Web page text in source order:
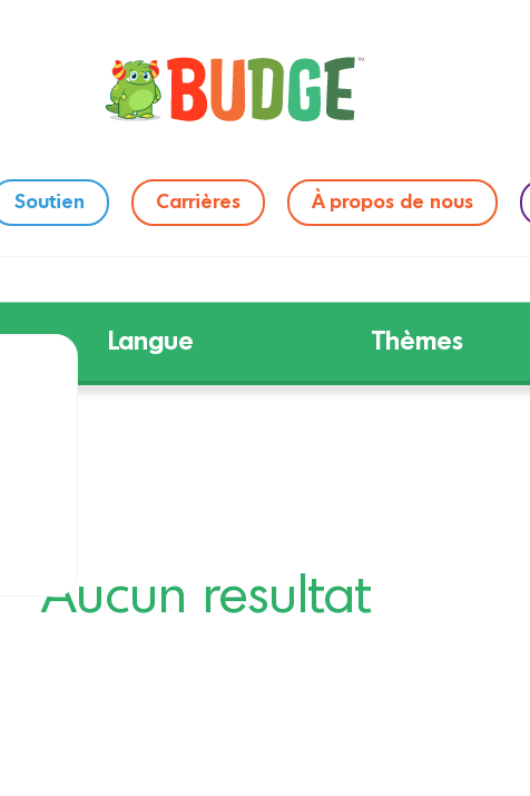
Soutien Carrières À propos de nous
Langue Thèmes
Aucun resultat